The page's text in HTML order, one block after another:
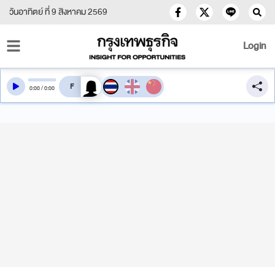
วันอาทิตย์ ที่ 9 สิงหาคม 2569
Login
0:00/0:00 สลับเสียงอ่าน